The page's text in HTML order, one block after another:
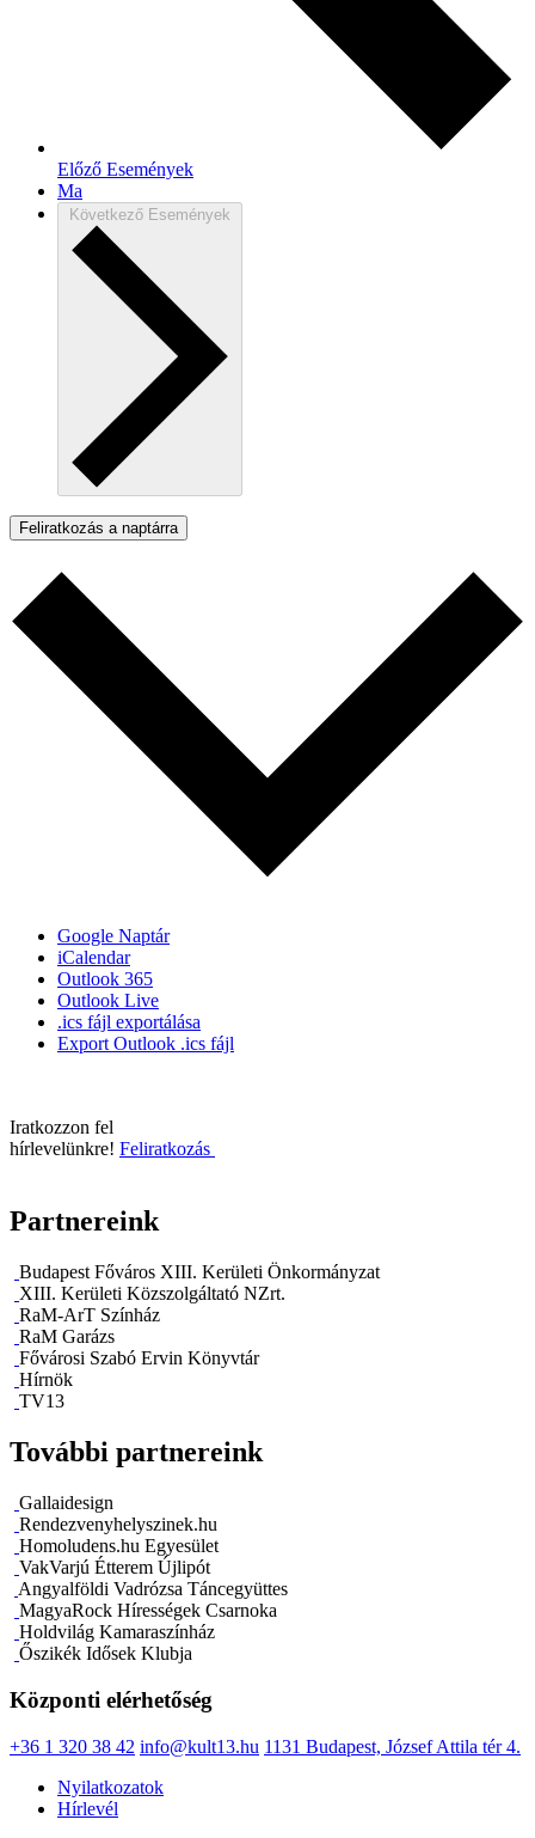
Előző Események
Ma
Következő Események
Feliratkozás a naptárra
Google Naptár
iCalendar
Outlook 365
Outlook Live
.ics fájl exportálása
Export Outlook .ics fájl
Iratkozzon fel
hírlevelünkre! Feliratkozás
Partnereink
Budapest Főváros XIII. Kerületi Önkormányzat
XIII. Kerületi Közszolgáltató NZrt.
RaM-ArT Színház
RaM Garázs
Fővárosi Szabó Ervin Könyvtár
Hírnök
TV13
További partnereink
Gallaidesign
Rendezvenyhelyszinek.hu
Homoludens.hu Egyesület
VakVarjú Étterem Újlipót
Angyalföldi Vadrózsa Táncegyüttes
MagyaRock Hírességek Csarnoka
Holdvilág Kamaraszínház
Őszikék Idősek Klubja
Központi elérhetőség
+36 1 320 38 42 info@kult13.hu 1131 Budapest, József Attila tér 4.
Nyilatkozatok
Hírlevél